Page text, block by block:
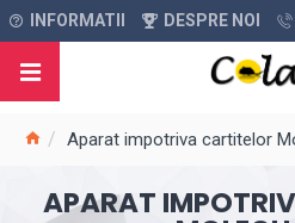
INFORMATII DESPRE NOI
Aparat impotriva cartitelor
APARAT